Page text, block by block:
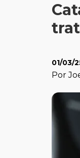
01/03/
Por